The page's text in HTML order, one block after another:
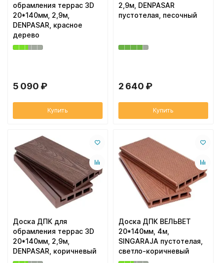
обрамления террас 3D
20*140мм, 2,9м,
DENPASAR, красное
дерево
5 090 ₽
Купить
2,9м, DENPASAR
пустотелая, песочный
2 640 ₽
Купить
Доска ДПК для
обрамления террас 3D
20*140мм, 2,9м,
DENPASAR, коричневый
Доска ДПК ВЕЛЬВЕТ
20*140мм, 4м,
SINGARAJA пустотелая,
светло-коричневый